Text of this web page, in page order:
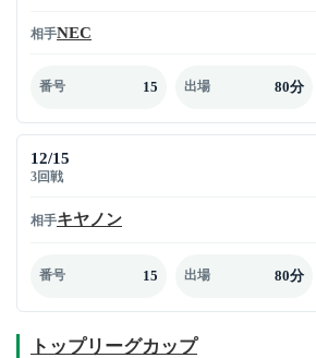
相手NEC
番号 15 出場 80分
12/15
3回戦
相手キヤノン
番号 15 出場 80分
トップリーグカップ